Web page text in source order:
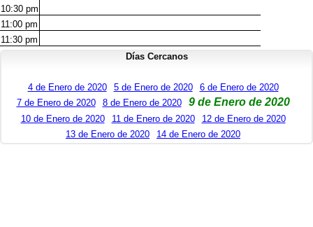
10:30 pm
11:00 pm
11:30 pm
Días Cercanos
4 de Enero de 2020 5 de Enero de 2020
6 de Enero de 2020
7 de Enero de 2020
8 de Enero de 2020 9 de Enero de 2020
10 de Enero de 2020 11 de Enero de 2020
12 de Enero de 2020
13 de Enero de 2020
14 de Enero de 2020